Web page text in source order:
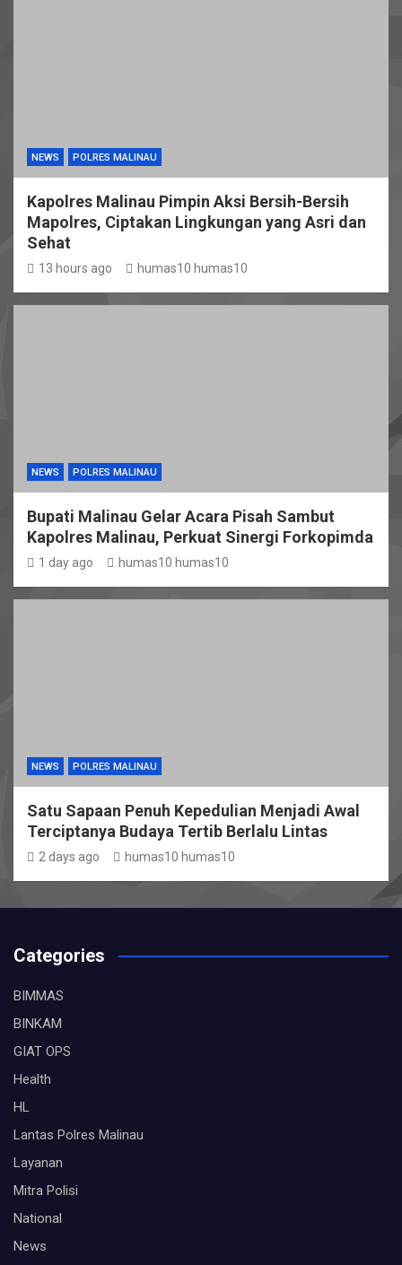
NEWS POLRES MALINAU
Kapolres Malinau Pimpin Aksi Bersih-Bersih
Mapolres, Ciptakan Lingkungan yang Asri dan
Sehat
13 hours ago humas10 humas10
NEWS POLRES MALINAU
Bupati Malinau Gelar Acara Pisah Sambut
Kapolres Malinau, Perkuat Sinergi Forkopimda
1 day ago humas10 humas10
NEWS POLRES MALINAU
Satu Sapaan Penuh Kepedulian Menjadi Awal
Terciptanya Budaya Tertib Berlalu Lintas
2 days ago humas10 humas10
Categories
BIMMAS
BINKAM
GIAT OPS
Health
HL
Lantas Polres Malinau
Layanan
Mitra Polisi
National
News